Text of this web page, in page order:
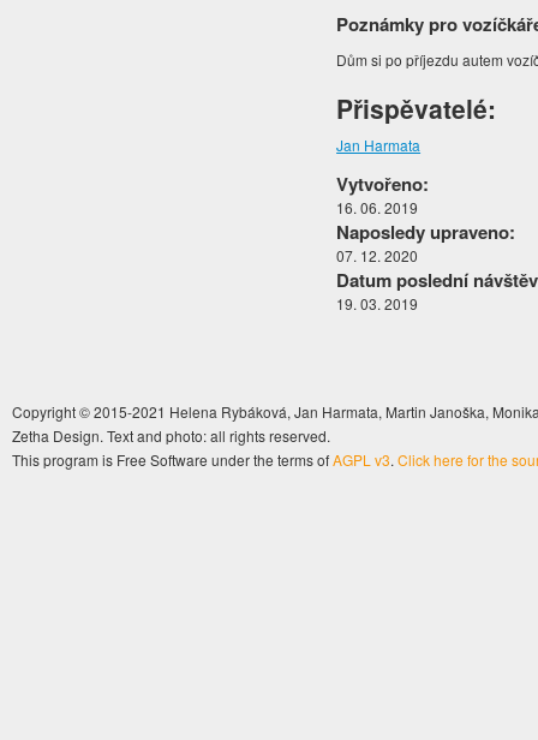
Poznámky pro
Dům si po příjezdu autem
Přispěvatelé:
Jan Harmata
Vytvořeno:
16. 06. 2019
Naposledy upraveno:
07. 12. 2020
Datum poslední
19. 03. 2019
Copyright © 2015-2021 Helena Rybáková, Jan Harmata, Martin Janoška,
Zetha Design. Text and photo: all rights reserved.
This program is Free Software under the terms ofAGPL v3. Click here for the